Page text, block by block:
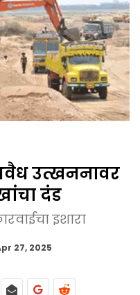
उत्खननावर
दंड
इशारा
27, 2025